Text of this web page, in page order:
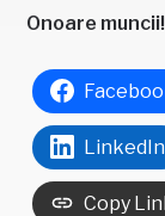
Onoare muncii!
LinkedIn
Copy